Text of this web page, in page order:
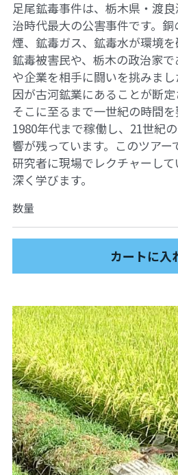
足尾鉱毒事件は、栃木県・渡
治時代最大の公害事件です。
煙、鉱毒ガス、鉱毒水が環境を
鉱毒被害民や、栃木の政治家
や企業を相手に闘いを挑みま
因が古河鉱業にあることが断定
そこに至るまで一世紀の時間
1980年代まで稼働し、21世紀
響が残っています。このツアー
研究者に現場でレクチャーし
深く学びます。
数量
カートに入
【越境】08ラテンアメリカ
を学ぶ――メキシコ最大の先
語を知る
【越境】11鎌田慧 時代を描
の現場から
PARC田んぼ2026年6月
足尾ツアー
PARC田んぼ2026_10月稲刈り
沖縄勉強会2024年11月
13表現することは生きるこ
13表現することは生きるこ
12ビオダンサ
12ビオダンサ
12ビオダンサ